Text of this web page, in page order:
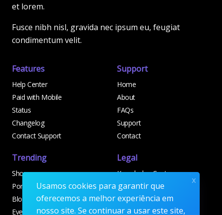
et lorem.
Fusce nibh nisl, gravida nec ipsum eu, feugiat
condimentum velit.
Features
Help Center
Paid with Mobile
Status
Changelog
Contact Support
Support
Home
About
FAQs
Support
Contact
Trending
Shop
Portfolio
Blog
Events
Legal
Knowledge Center
Custom Development
Sponsorships
Terms & Conditions
Usamos cookies para garantir que
oferecemos a melhor experiência em
nosso site. Se continuar a usar este site,
x